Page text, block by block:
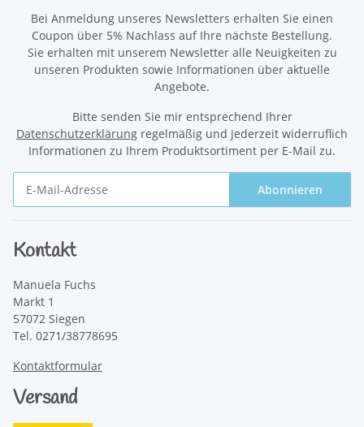
Bei Anmeldung unseres Newsletters erhalten Sie einen
Coupon über 5% Nachlass auf Ihre nächste Bestellung.
Sie erhalten mit unserem Newsletter alle Neuigkeiten zu
unseren Produkten sowie Informationen über aktuelle
Angebote.
Bitte senden Sie mir entsprechend Ihrer
Datenschutzerklärung regelmäßig und jederzeit widerruflich
Informationen zu Ihrem Produktsortiment per E-Mail zu.
Abonnieren
Kontakt
Manuela Fuchs
Markt 1
57072 Siegen
Tel. 0271/38778695
Kontaktformular
Versand